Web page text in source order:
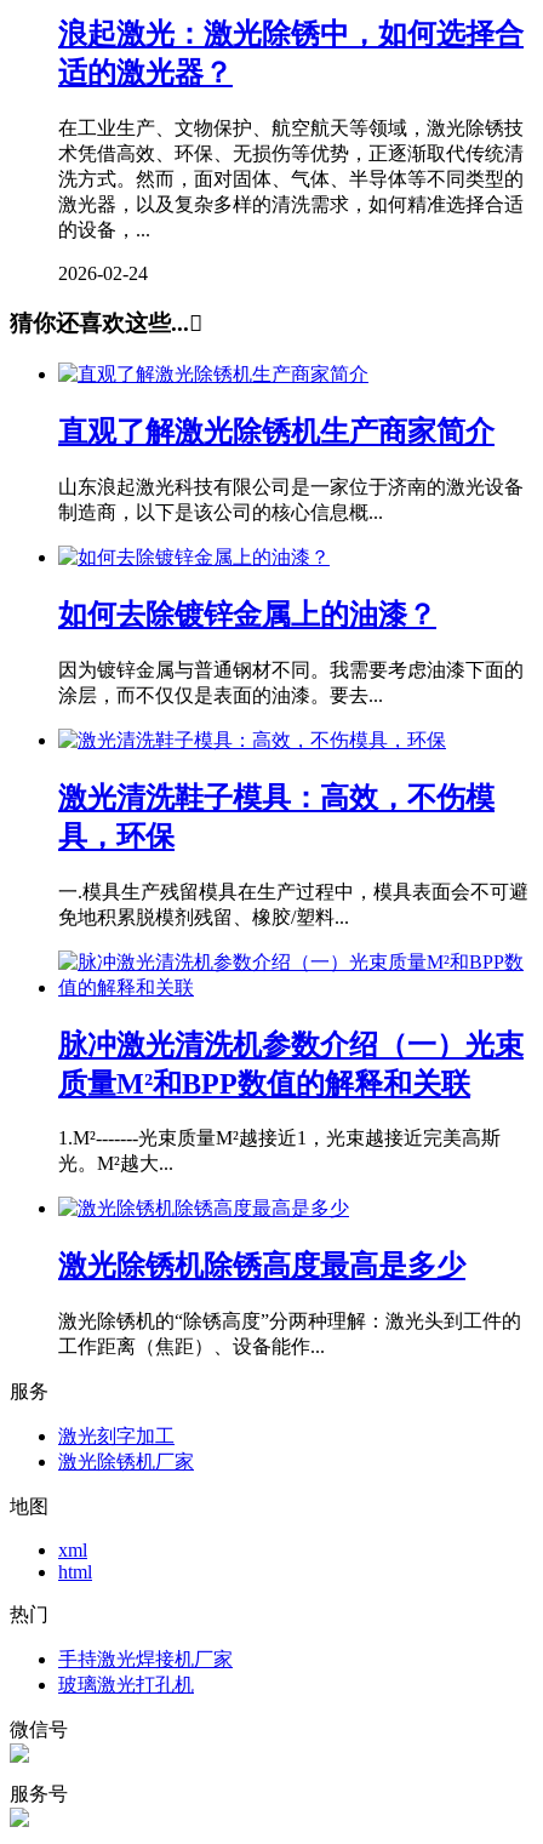
浪起激光：激光除锈中，如何选择合
适的激光器？
在工业生产、文物保护、航空航天等领域，激光除锈技
术凭借高效、环保、无损伤等优势，正逐渐取代传统清
洗方式。然而，面对固体、气体、半导体等不同类型的
激光器，以及复杂多样的清洗需求，如何精准选择合适
的设备，...
2026-02-24
猜你还喜欢这些...
直观了解激光除锈机生产商家简介
山东浪起激光科技有限公司是一家位于济南的激光设备
制造商，以下是该公司的核心信息概...
如何去除镀锌金属上的油漆？
因为镀锌金属与普通钢材不同。我需要考虑油漆下面的
涂层，而不仅仅是表面的油漆。要去...
激光清洗鞋子模具：高效，不伤模
具，环保
一.模具生产残留模具在生产过程中，模具表面会不可避
免地积累脱模剂残留、橡胶/塑料...
脉冲激光清洗机参数介绍（一）光束
质量M²和BPP数值的解释和关联
1.M²-------光束质量M²越接近1，光束越接近完美高斯
光。M²越大...
激光除锈机除锈高度最高是多少
激光除锈机的“除锈高度”分两种理解：激光头到工件的
工作距离（焦距）、设备能作...
服务
激光刻字加工
激光除锈机厂家
地图
xml
html
热门
手持激光焊接机厂家
玻璃激光打孔机
微信号
服务号